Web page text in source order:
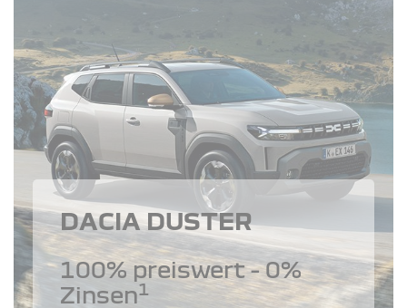
DACIA DUSTER
100% preiswert - 0%
Zinsen1